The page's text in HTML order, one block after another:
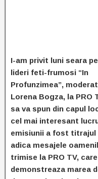
I-am privit luni seara
lideri feti-frumosi “In
Profunzimea”,
Lorena Bogza, la PRO
sa va spun din capul
cel mai interesant
emisiunii a fost titrajul
adica mesajele
trimise la PRO TV, care
demonstreaza marea